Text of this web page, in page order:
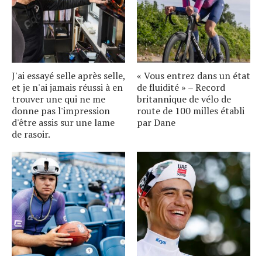
J'ai essayé selle après selle,
et je n'ai jamais réussi à en
trouver une qui ne me
donne pas l'impression
d'être assis sur une lame
de rasoir.
« Vous entrez dans un état
de fluidité » – Record
britannique de vélo de
route de 100 milles établi
par Dane